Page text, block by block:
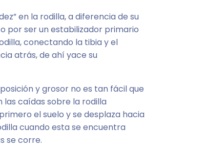
en la rodilla, a diferencia de su
por ser un estabilizador primario
conectando la tibia y el
atrás, de ahí yace su
y grosor no es tan fácil que
las caídas sobre la rodilla
el suelo y se desplaza hacia
cuando esta se encuentra
se corre.